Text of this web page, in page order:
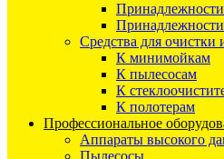
Принадлежности
Принадлежности
Средства для очистки
К минимойкам
К пылесосам
К
К полотерам
Профессиональное
Аппараты высокого
Пылесосы